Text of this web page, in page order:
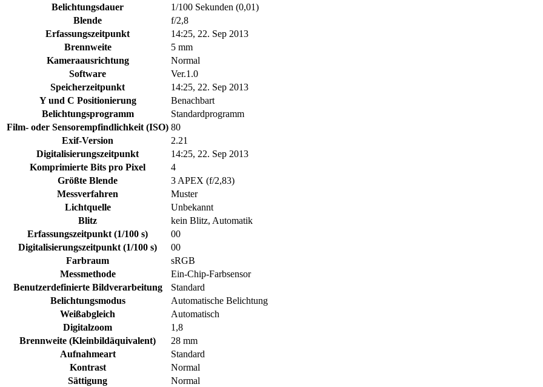
Belichtungsdauer
1/100 Sekunden (0,01)
Blende
f/2,8
Erfassungszeitpunkt
14:25, 22. Sep 2013
Brennweite
5 mm
Kameraausrichtung
Normal
Software
Ver.1.0
Speicherzeitpunkt
14:25, 22. Sep 2013
Y und C Positionierung
Benachbart
Belichtungsprogramm
Standardprogramm
Film- oder Sensorempfindlichkeit (ISO) 80
Exif-Version
2.21
Digitalisierungszeitpunkt
14:25, 22. Sep 2013
Komprimierte Bits pro Pixel
4
Größte Blende
3 APEX (f/2,83)
Messverfahren
Muster
Lichtquelle
Unbekannt
Blitz
kein Blitz, Automatik
Erfassungszeitpunkt (1/100 s)
00
Digitalisierungszeitpunkt (1/100 s)
00
Farbraum
sRGB
Messmethode
Ein-Chip-Farbsensor
Benutzerdefinierte Bildverarbeitung
Standard
Belichtungsmodus
Automatische Belichtung
Weißabgleich
Automatisch
Digitalzoom
1,8
Brennweite (Kleinbildäquivalent)
28 mm
Aufnahmeart
Standard
Kontrast
Normal
Sättigung
Normal